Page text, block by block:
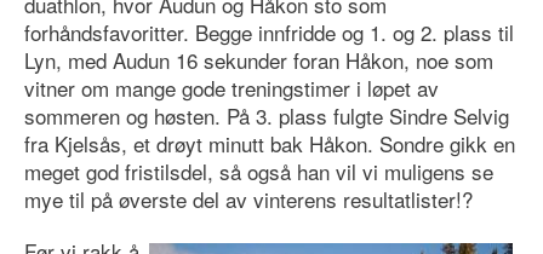
forhåndsfavoritter. Begge innfridde og 1. og 2. plass til
Lyn, med Audun 16 sekunder foran Håkon, noe som
vitner om mange gode treningstimer i løpet av
sommeren og høsten. På 3. plass fulgte Sindre Selvig
fra Kjelsås, et drøyt minutt bak Håkon. Sondre gikk en
meget god fristilsdel, så også han vil vi muligens se
mye til på øverste del av vinterens resultatlister!?